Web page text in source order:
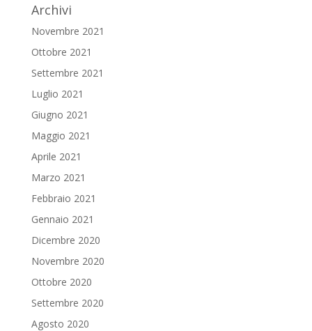
Archivi
Novembre 2021
Ottobre 2021
Settembre 2021
Luglio 2021
Giugno 2021
Maggio 2021
Aprile 2021
Marzo 2021
Febbraio 2021
Gennaio 2021
Dicembre 2020
Novembre 2020
Ottobre 2020
Settembre 2020
Agosto 2020